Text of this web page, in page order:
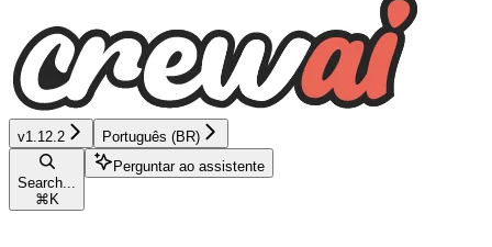
v1.12.2 Português (BR)
Search...
⌘ K
Perguntar ao assistente